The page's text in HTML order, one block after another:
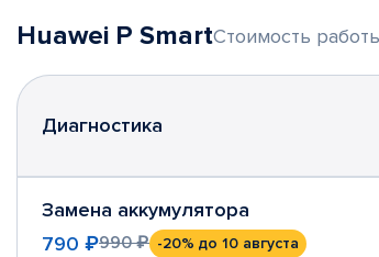
Huawei P SmartСтоимость
Диагностика
Замена аккумулятора
790 ₽990 ₽ -20% до 10 августа